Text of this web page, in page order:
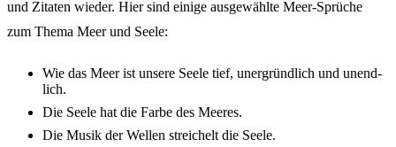
und Zita­ten wieder. Hier sind eini­ge ausge­wähl­te Meer-Sprü­che
zum Thema Meer und Seele:
Wie das Meer ist unse­re Seele tief, uner­gründ­lich und unend­
lich.
Die Seele hat die Farbe des Meeres.
Die Musik der Wellen strei­chelt die Seele.